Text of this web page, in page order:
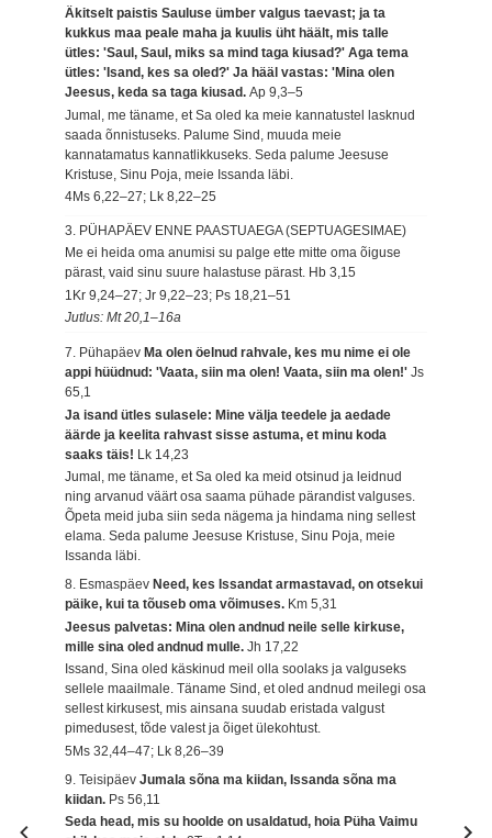
Äkitselt paistis Sauluse ümber valgus taevast; ja ta
kukkus maa peale maha ja kuulis üht häält, mis talle
ütles: 'Saul, Saul, miks sa mind taga kiusad?' Aga tema
ütles: 'Isand, kes sa oled?' Ja hääl vastas: 'Mina olen
Jeesus, keda sa taga kiusad.Ap 9,3–5
Jumal, me täname, et Sa oled ka meie kannatustel lasknud
saada õnnistuseks. Palume Sind, muuda meie
kannatamatus kannatlikkuseks. Seda palume Jeesuse
Kristuse, Sinu Poja, meie Issanda läbi.
4Ms 6,22–27; Lk 8,22–25
3. PÜHAPÄEV ENNE PAASTUAEGA (SEPTUAGESIMAE)
Me ei heida oma anumisi su palge ette mitte oma õiguse
pärast, vaid sinu suure halastuse pärast. Hb 3,15
1Kr 9,24–27; Jr 9,22–23; Ps 18,21–51
Jutlus: Mt 20,1–16a
7. Pühapäev Ma olen öelnud rahvale, kes mu nime ei ole
appi hüüdnud: 'Vaata, siin ma olen! Vaata, siin ma olen!'Js
65,1
Ja isand ütles sulasele: Mine välja teedele ja aedade
äärde ja keelita rahvast sisse astuma, et minu koda
saaks täis! Lk 14,23
Jumal, me täname, et Sa oled ka meid otsinud ja leidnud
ning arvanud väärt osa saama pühade pärandist valguses.
Õpeta meid juba siin seda nägema ja hindama ning sellest
elama. Seda palume Jeesuse Kristuse, Sinu Poja, meie
Issanda läbi.
8. Esmaspäev Need, kes Issandat armastavad, on otsekui
päike, kui ta tõuseb oma võimuses. Km 5,31
Jeesus palvetas: Mina olen andnud neile selle kirkuse,
mille sina oled andnud mulle.Jh 17,22
Issand, Sina oled käskinud meil olla soolaks ja valguseks
sellele maailmale. Täname Sind, et oled andnud meilegi osa
sellest kirkusest, mis ainsana suudab eristada valgust
pimedusest, tõde valest ja õiget ülekohtust.
5Ms 32,44–47; Lk 8,26–39
9. TeisipäevJumala sõna ma kiidan, Issanda sõna ma
kiidan. Ps 56,11
Seda head, mis su hoolde on usaldatud, hoia Püha Vaimu